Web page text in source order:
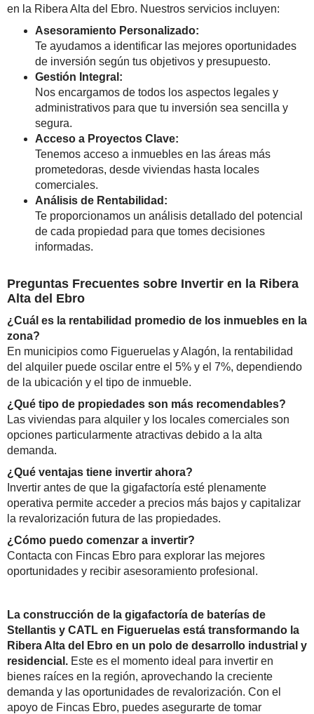
en la Ribera Alta del Ebro. Nuestros servicios incluyen:
Asesoramiento Personalizado:
Te ayudamos a identificar las mejores oportunidades
de inversión según tus objetivos y presupuesto.
Gestión Integral:
Nos encargamos de todos los aspectos legales y
administrativos para que tu inversión sea sencilla y
segura.
Acceso a Proyectos Clave:
Tenemos acceso a inmuebles en las áreas más
prometedoras, desde viviendas hasta locales
comerciales.
Análisis de Rentabilidad:
Te proporcionamos un análisis detallado del potencial
de cada propiedad para que tomes decisiones
informadas.
Preguntas Frecuentes sobre Invertir en la Ribera
Alta del Ebro
¿Cuál es la rentabilidad promedio de los inmuebles en la
zona?
En municipios como Figueruelas y Alagón, la rentabilidad
del alquiler puede oscilar entre el 5% y el 7%, dependiendo
de la ubicación y el tipo de inmueble.
¿Qué tipo de propiedades son más recomendables?
Las viviendas para alquiler y los locales comerciales son
opciones particularmente atractivas debido a la alta
demanda.
¿Qué ventajas tiene invertir ahora?
Invertir antes de que la gigafactoría esté plenamente
operativa permite acceder a precios más bajos y capitalizar
la revalorización futura de las propiedades.
¿Cómo puedo comenzar a invertir?
Contacta con Fincas Ebro para explorar las mejores
oportunidades y recibir asesoramiento profesional.
La construcción de la gigafactoría de baterías de
Stellantis y CATL en Figueruelas está transformando la
Ribera Alta del Ebro en un polo de desarrollo industrial y
residencial. Este es el momento ideal para invertir en
bienes raíces en la región, aprovechando la creciente
demanda y las oportunidades de revalorización. Con el
apoyo de Fincas Ebro, puedes asegurarte de tomar